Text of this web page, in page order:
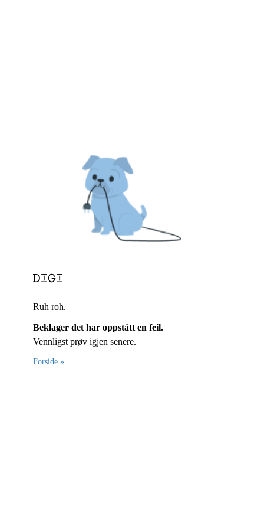
Ruh roh.
Beklager det har oppstått en feil.
Vennligst prøv igjen senere.
Forside »